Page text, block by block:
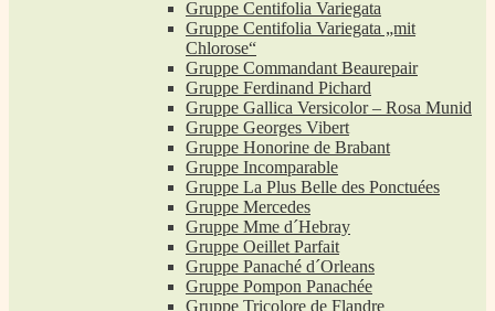
Gruppe Centifolia Variegata
Gruppe Centifolia Variegata „mit
Chlorose“
Gruppe Commandant Beaurepair
Gruppe Ferdinand Pichard
Gruppe Gallica Versicolor – Rosa Munid
Gruppe Georges Vibert
Gruppe Honorine de Brabant
Gruppe Incomparable
Gruppe La Plus Belle des Ponctuées
Gruppe Mercedes
Gruppe Mme d´Hebray
Gruppe Oeillet Parfait
Gruppe Panaché d´Orleans
Gruppe Pompon Panachée
Gruppe Tricolore de Flandre